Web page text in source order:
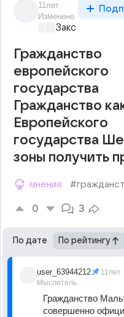
11лет
Изменено
Закон и
Гражданство
европейского
государства
Гражданство
Европейского
государства
зоны получить
мнения
0 3
По дате По рейтингу
user_63944212
Мыслитель
11лет
Гражданство
совершенно